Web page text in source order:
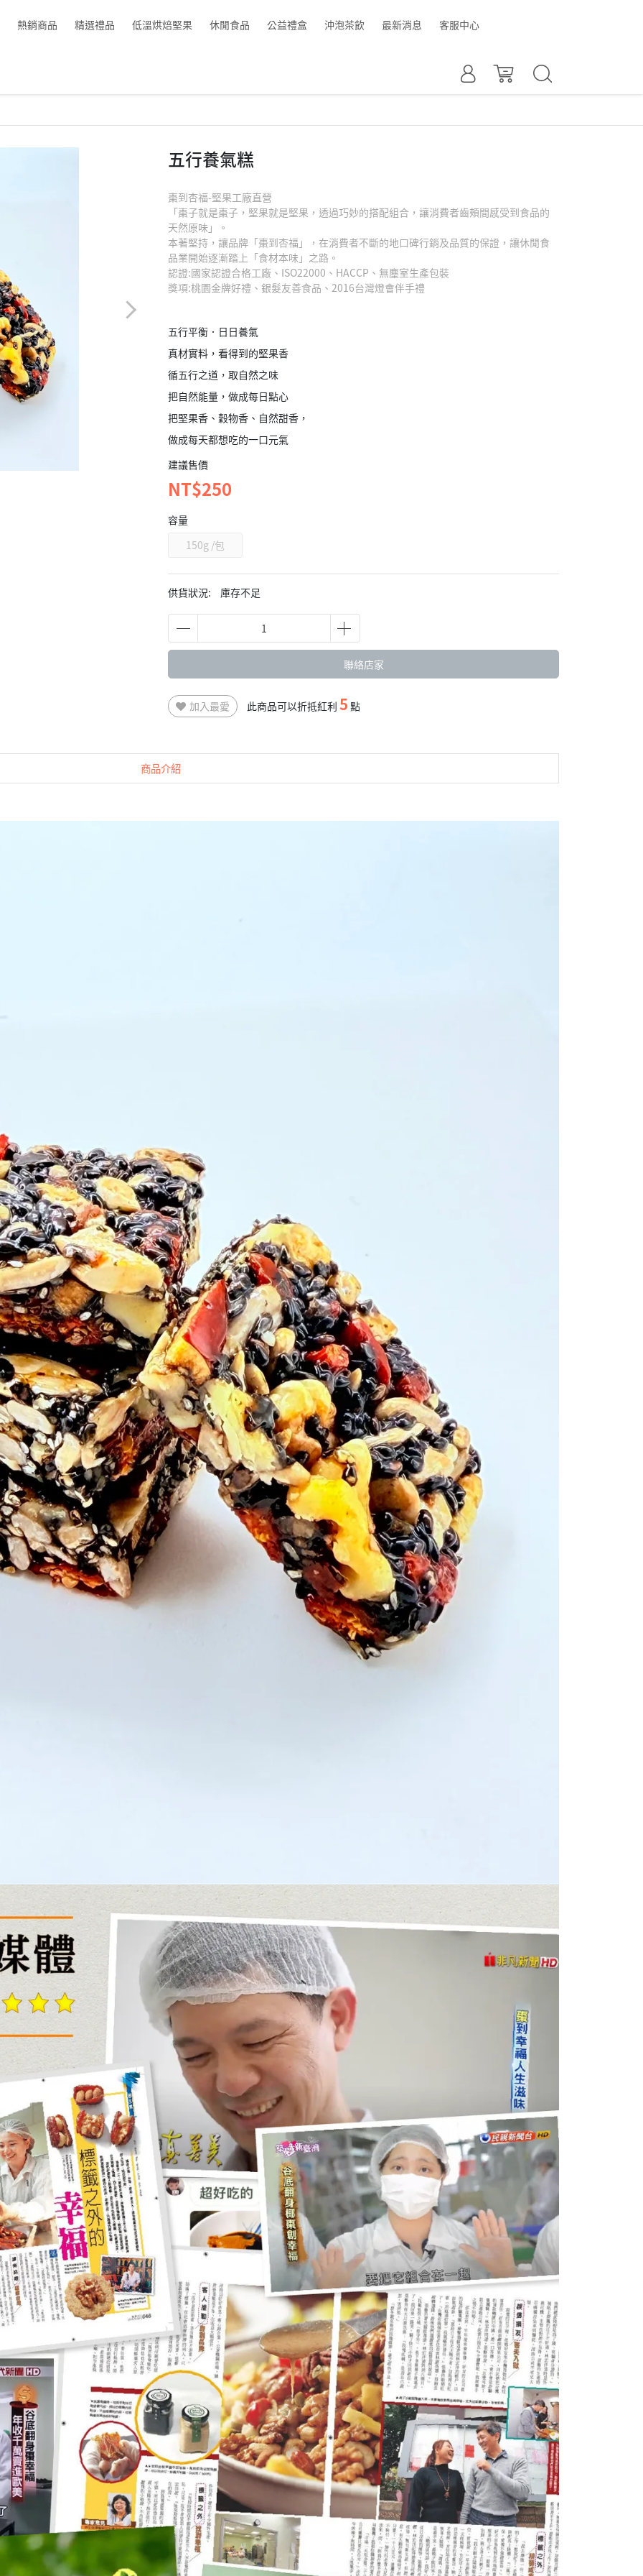
熱銷商品 精選禮品 低溫烘焙堅果 休閒食品 公益禮盒 沖泡茶飲 最新消息 客服中心
五行養氣糕
棗到杏福-堅果工廠直營
「棗子就是棗子，堅果就是堅果，透過巧妙的搭配組合，讓消費者齒頰間感受到食品的
天然原味」。
本著堅持，讓品牌「棗到杏福」，在消費者不斷的地口碑行銷及品質的保證，讓休閒食
品業開始逐漸踏上「食材本味」之路。
認證:國家認證合格工廠、ISO22000、HACCP、無塵室生產包裝
獎項:桃園金牌好禮、銀髮友善食品、2016台灣燈會伴手禮
五行平衡．日日養氣
真材實料，看得到的堅果香
循五行之道，取自然之味
把自然能量，做成每日點心
把堅果香、穀物香、自然甜香，
做成每天都想吃的一口元氣
建議售價
NT$250
供貨狀況: 庫存不足
容量
150g /包
聯絡店家
加入最愛 此商品可以折抵紅利 5 點
商品介紹